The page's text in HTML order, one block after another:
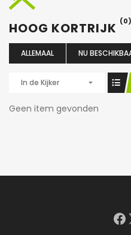
HOOG KORTRIJK (0)
ALLEMAAL NU
In de Kijker
Geen item gevonden